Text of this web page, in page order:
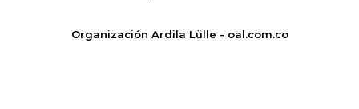
Organización Ardila Lülle - oal.com.co